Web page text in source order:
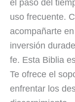
el paso del
uso frecuente.
acompañarte
inversión
fe. Esta Biblia
Te ofrece el
enfrentar los